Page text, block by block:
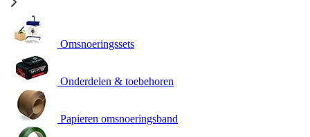
Omsnoeringssets
Onderdelen & toebehoren
Papieren omsnoeringsband